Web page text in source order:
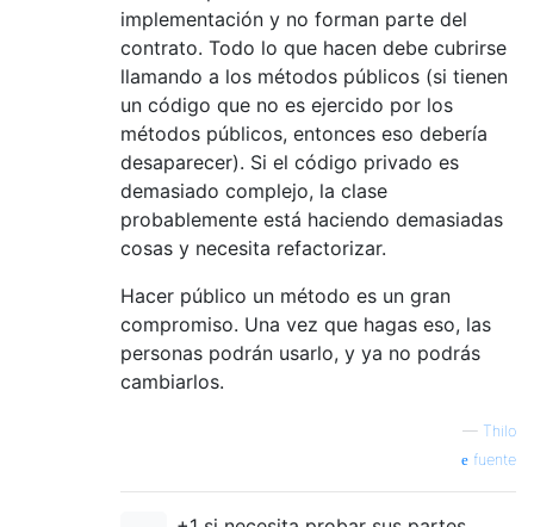
implementación y no forman parte del
contrato. Todo lo que hacen debe cubrirse
llamando a los métodos públicos (si tienen
un código que no es ejercido por los
métodos públicos, entonces eso debería
desaparecer). Si el código privado es
demasiado complejo, la clase
probablemente está haciendo demasiadas
cosas y necesita refactorizar.
Hacer público un método es un gran
compromiso. Una vez que hagas eso, las
personas podrán usarlo, y ya no podrás
cambiarlos.
— Thilo
fuente